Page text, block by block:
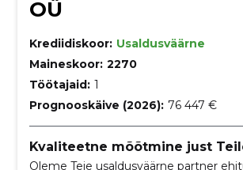
OÜ
Krediidiskoor: Usaldusväärne
Maineskoor: 2270
Töötajaid: 1
Prognooskäive (2026): 76 447 €
Kvaliteetne mõõtmine just
Oleme Teie usaldusväärne partner